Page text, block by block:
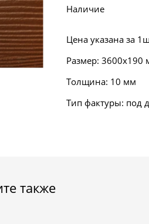
Наличие
Цена указана за
Размер: 3600х190
Толщина: 10 мм
Тип фактуры: под
также